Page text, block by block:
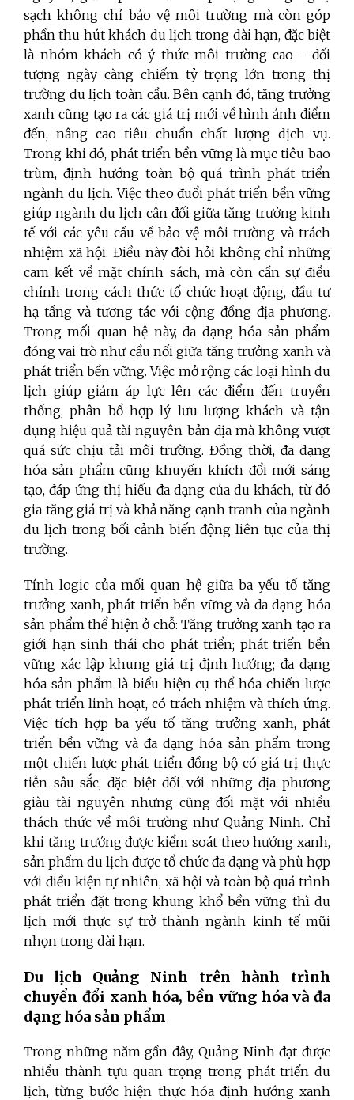
sạch không chỉ bảo vệ môi trường mà còn góp
phần thu hút khách du lịch trong dài hạn, đặc biệt
là nhóm khách có ý thức môi trường cao - đối
tượng ngày càng chiếm tỷ trọng lớn trong thị
trường du lịch toàn cầu. Bên cạnh đó, tăng trưởng
xanh cũng tạo ra các giá trị mới về hình ảnh điểm
đến, nâng cao tiêu chuẩn chất lượng dịch vụ.
Trong khi đó, phát triển bền vững là mục tiêu bao
trùm, định hướng toàn bộ quá trình phát triển
ngành du lịch. Việc theo đuổi phát triển bền vững
giúp ngành du lịch cân đối giữa tăng trưởng kinh
tế với các yêu cầu về bảo vệ môi trường và trách
nhiệm xã hội. Điều này đòi hỏi không chỉ những
cam kết về mặt chính sách, mà còn cần sự điều
chỉnh trong cách thức tổ chức hoạt động, đầu tư
hạ tầng và tương tác với cộng đồng địa phương.
Trong mối quan hệ này, đa dạng hóa sản phẩm
đóng vai trò như cầu nối giữa tăng trưởng xanh và
phát triển bền vững. Việc mở rộng các loại hình du
lịch giúp giảm áp lực lên các điểm đến truyền
thống, phân bổ hợp lý lưu lượng khách và tận
dụng hiệu quả tài nguyên bản địa mà không vượt
quá sức chịu tải môi trường. Đồng thời, đa dạng
hóa sản phẩm cũng khuyến khích đổi mới sáng
tạo, đáp ứng thị hiếu đa dạng của du khách, từ đó
gia tăng giá trị và khả năng cạnh tranh của ngành
du lịch trong bối cảnh biến động liên tục của thị
trường.
Tính logic của mối quan hệ giữa ba yếu tố tăng
trưởng xanh, phát triển bền vững và đa dạng hóa
sản phẩm thể hiện ở chỗ: Tăng trưởng xanh tạo ra
giới hạn sinh thái cho phát triển; phát triển bền
vững xác lập khung giá trị định hướng; đa dạng
hóa sản phẩm là biểu hiện cụ thể hóa chiến lược
phát triển linh hoạt, có trách nhiệm và thích ứng.
Việc tích hợp ba yếu tố tăng trưởng xanh, phát
triển bền vững và đa dạng hóa sản phẩm trong
một chiến lược phát triển đồng bộ có giá trị thực
tiễn sâu sắc, đặc biệt đối với những địa phương
giàu tài nguyên nhưng cũng đối mặt với nhiều
thách thức về môi trường như Quảng Ninh. Chỉ
khi tăng trưởng được kiểm soát theo hướng xanh,
sản phẩm du lịch được tổ chức đa dạng và phù hợp
với điều kiện tự nhiên, xã hội và toàn bộ quá trình
phát triển đặt trong khung khổ bền vững thì du
lịch mới thực sự trở thành ngành kinh tế mũi
nhọn trong dài hạn.
Du lịch Quảng Ninh trên hành trình
chuyển đổi xanh hóa, bền vững hóa và đa
dạng hóa sản phẩm
Trong những năm gần đây, Quảng Ninh đạt được
nhiều thành tựu quan trọng trong phát triển du
lịch, từng bước hiện thực hóa định hướng xanh